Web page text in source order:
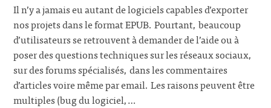
Il n’y a jamais eu autant de logiciels capables d’exporter
nos projets dans le format EPUB. Pourtant, beaucoup
d’utilisateurs se retrouvent à demander de l’aide ou à
poser des questions techniques sur les réseaux sociaux,
sur des forums spécialisés, dans les commentaires
d’articles voire même par email. Les raisons peuvent être
multiples (bug du logiciel,…